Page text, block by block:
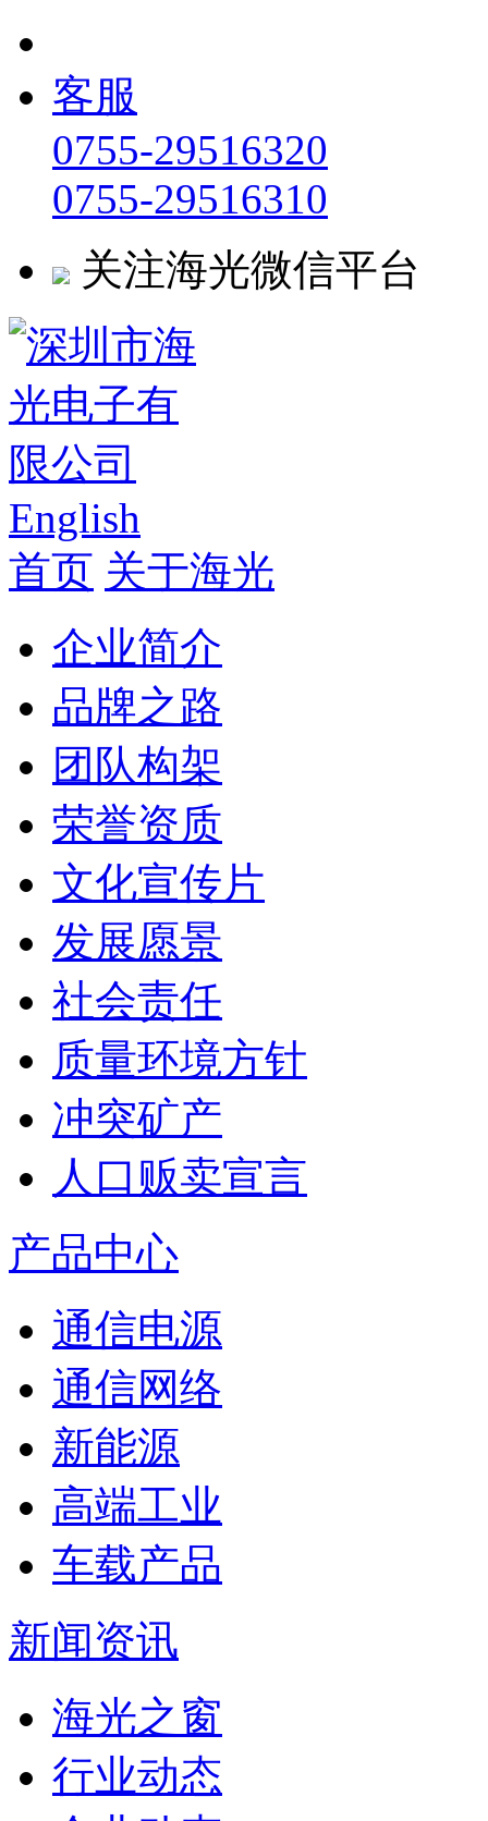
客服
0755-29516320
0755-29516310
关注海光微信平台
English
首页 关于海光
企业简介
品牌之路
团队构架
荣誉资质
文化宣传片
发展愿景
社会责任
质量环境方针
冲突矿产
人口贩卖宣言
产品中心
通信电源
通信网络
新能源
高端工业
车载产品
新闻资讯
海光之窗
行业动态